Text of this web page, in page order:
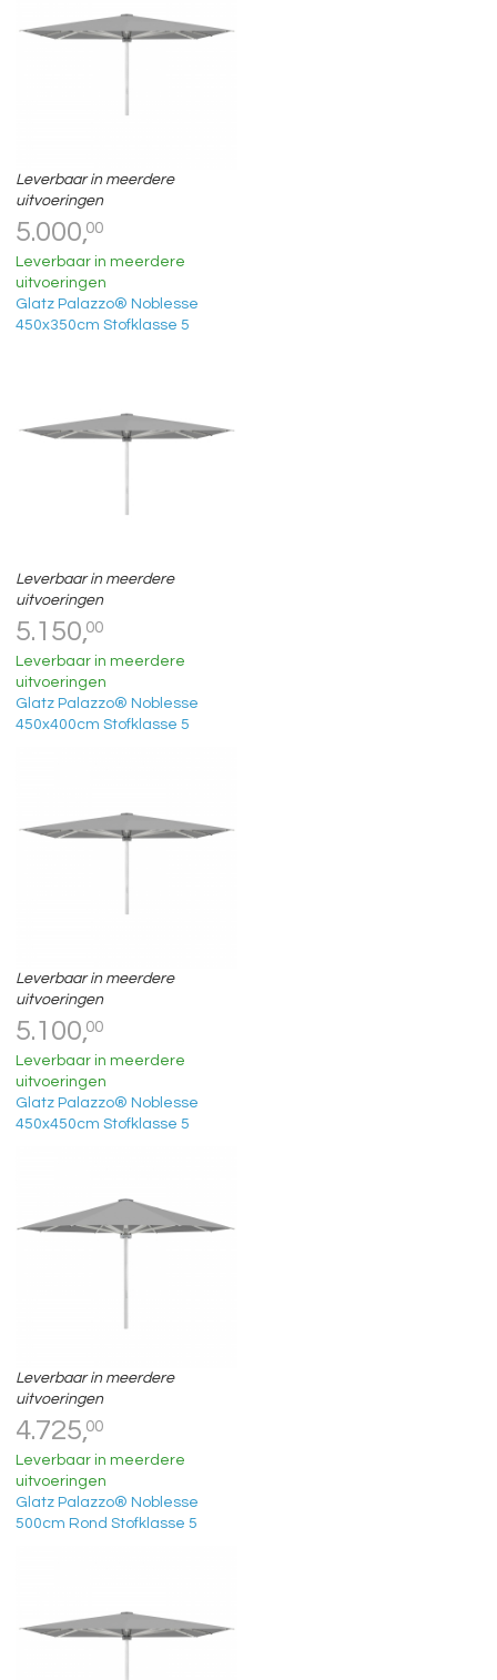
Leverbaar in meerdere
uitvoeringen
5.000,00
Leverbaar in meerdere
uitvoeringen
Glatz Palazzo® Noblesse
450x350cm Stofklasse 5
Leverbaar in meerdere
uitvoeringen
5.150,00
Leverbaar in meerdere
uitvoeringen
Glatz Palazzo® Noblesse
450x400cm Stofklasse 5
Leverbaar in meerdere
uitvoeringen
5.100,00
Leverbaar in meerdere
uitvoeringen
Glatz Palazzo® Noblesse
450x450cm Stofklasse 5
Leverbaar in meerdere
uitvoeringen
4.725,00
Leverbaar in meerdere
uitvoeringen
Glatz Palazzo® Noblesse
500cm Rond Stofklasse 5